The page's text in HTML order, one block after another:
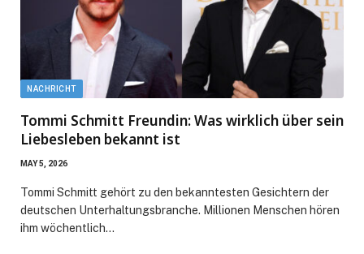
NACHRICHT
Tommi Schmitt Freundin: Was wirklich über sein
Liebesleben bekannt ist
MAY 5, 2026
Tommi Schmitt gehört zu den bekanntesten Gesichtern der
deutschen Unterhaltungsbranche. Millionen Menschen hören
ihm wöchentlich…